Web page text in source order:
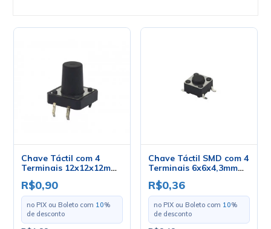
Chave Táctil com 4
Terminais 12x12x12mm
R$0,90
no PIX ou Boleto com 10%
de desconto
Chave Táctil SMD com 4
Terminais 6x6x4,3mm
R$0,36
no PIX ou Boleto com 10%
de desconto